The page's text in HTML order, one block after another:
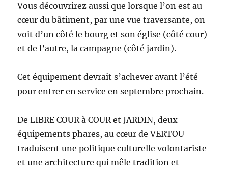
Vous découvrirez aussi que lorsque l’on est au
cœur du bâtiment, par une vue traversante, on
voit d’un côté le bourg et son église (côté cour)
et de l’autre, la campagne (côté jardin).
Cet équipement devrait s’achever avant l’été
pour entrer en service en septembre prochain.
De LIBRE COUR à COUR et JARDIN, deux
équipements phares, au cœur de VERTOU
traduisent une politique culturelle volontariste
et une architecture qui mêle tradition et